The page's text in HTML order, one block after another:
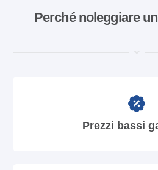
Perché noleggiare
Prezzi bassi